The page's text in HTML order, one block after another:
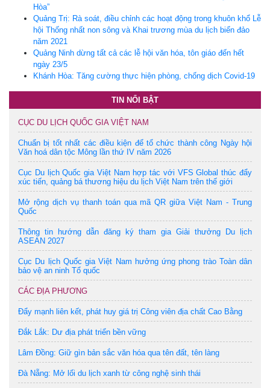
Hòa”
Quảng Trị: Rà soát, điều chỉnh các hoạt động trong khuôn khổ Lễ
hội Thống nhất non sông và Khai trương mùa du lịch biển đảo
năm 2021
Quảng Ninh dừng tất cả các lễ hội văn hóa, tôn giáo đến hết
ngày 23/5
Khánh Hòa: Tăng cường thực hiện phòng, chống dịch Covid-19
TIN NỔI BẬT
CỤC DU LỊCH QUỐC GIA VIỆT NAM
Chuẩn bị tốt nhất các điều kiện để tổ chức thành công Ngày hội
Văn hoá dân tộc Mông lần thứ IV năm 2026
Cục Du lịch Quốc gia Việt Nam hợp tác với VFS Global thúc đẩy
xúc tiến, quảng bá thương hiệu du lịch Việt Nam trên thế giới
Mở rộng dịch vụ thanh toán qua mã QR giữa Việt Nam - Trung
Quốc
Thông tin hướng dẫn đăng ký tham gia Giải thưởng Du lịch
ASEAN 2027
Cục Du lịch Quốc gia Việt Nam hưởng ứng phong trào Toàn dân
bảo vệ an ninh Tổ quốc
CÁC ĐỊA PHƯƠNG
Đẩy mạnh liên kết, phát huy giá trị Công viên địa chất Cao Bằng
Đắk Lắk: Dư địa phát triển bền vững
Lâm Đồng: Giữ gìn bản sắc văn hóa qua tên đất, tên làng
Đà Nẵng: Mở lối du lịch xanh từ công nghệ sinh thái